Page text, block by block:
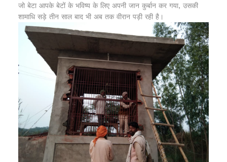
जो बेटा आपके बेटों के भविष्य के लिए अपनी जान कुर्बान कर गया, उसकी
शामाधि सड़े तीन साल बाद भी अब तक वीरान पड़ी रही है।